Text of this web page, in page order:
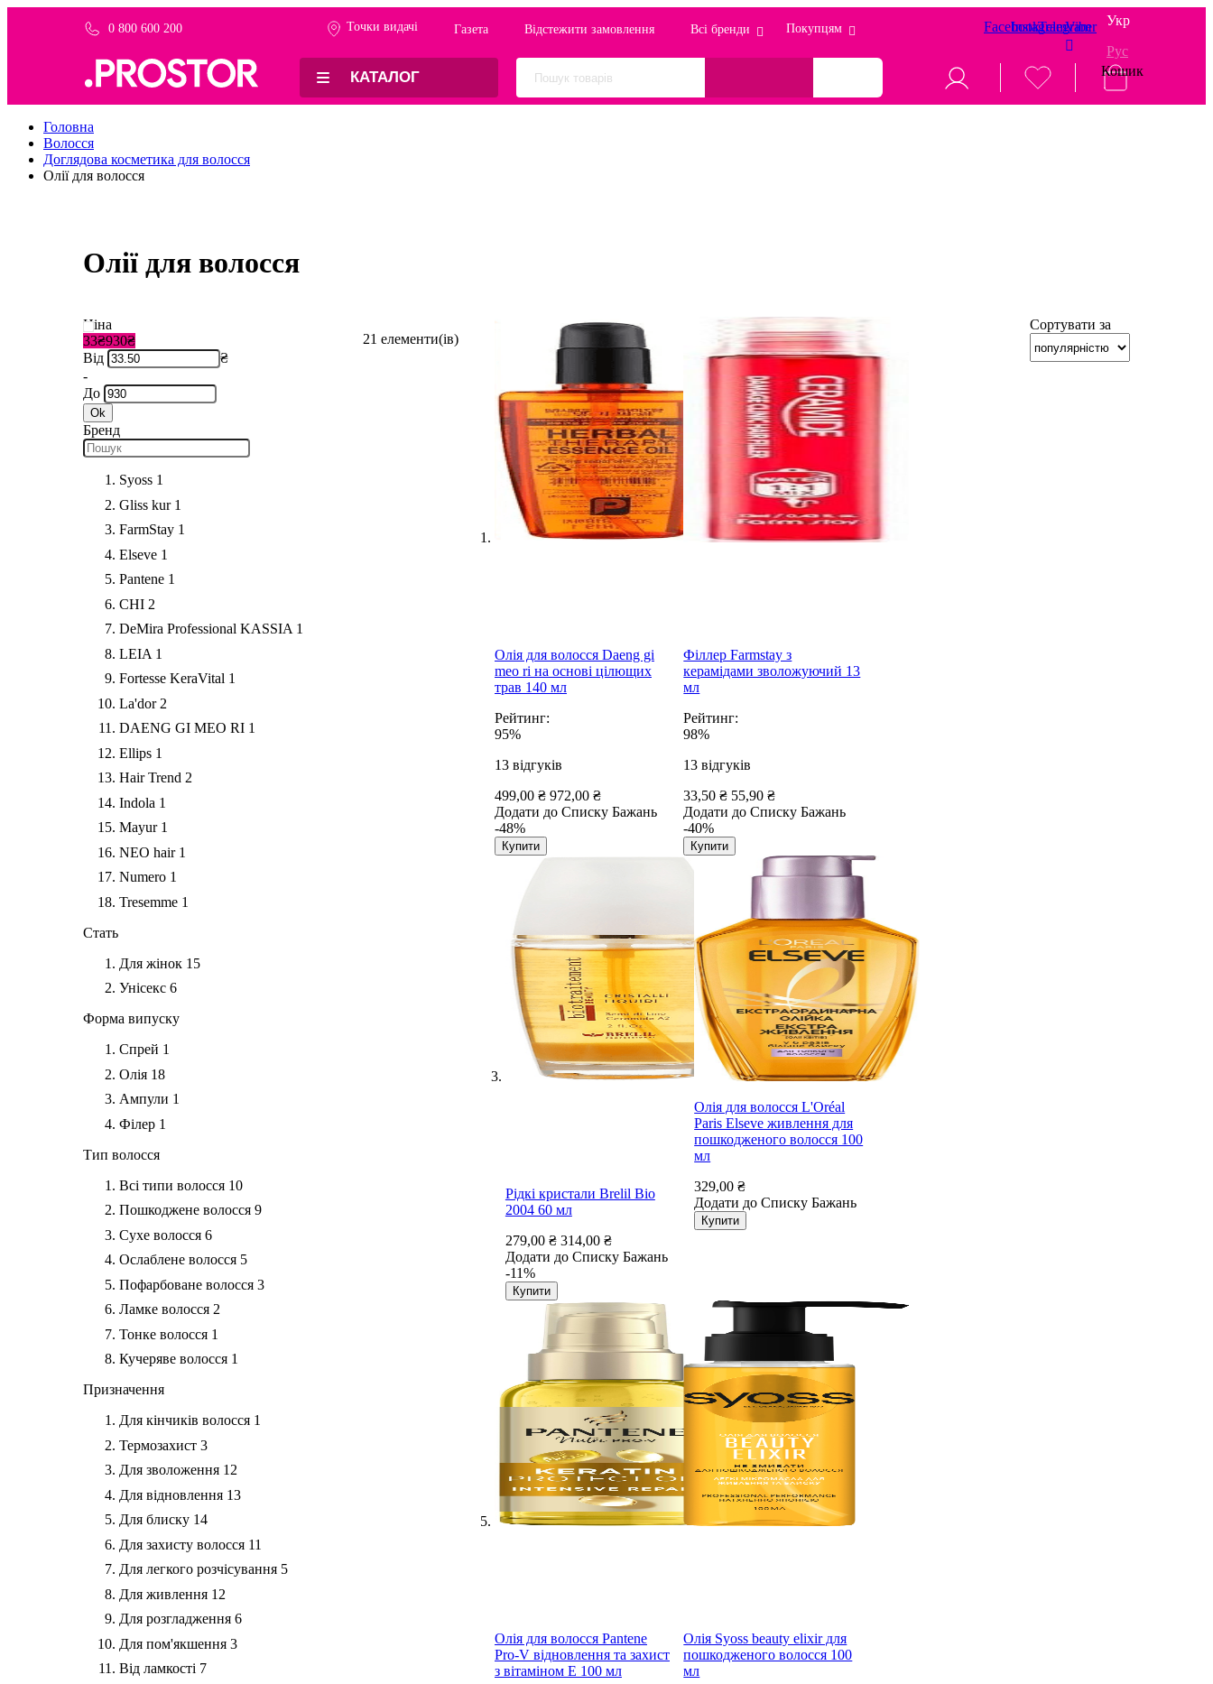
0 800 600 200 Точки видачi Газета Відстежити замовлення Всі бренди Покупцям FacebookInstagram
Telegram
Viber
Укр
Рус
КАТАЛОГ Кошик
Головна
Волосся
Доглядова косметика для волосся
Олії для волосся
Олії для волосся
21 елементи(ів)
Сортувати за
Олія для волосся Daeng gi
meo ri на основі цілющих
трав 140 мл
Рейтинг:
95%
13 відгуків
499,00 ₴ 972,00 ₴
Додати до Списку Бажань
-48%
Купити
Філлер Farmstay з
керамідами зволожуючий 13
мл
Рейтинг:
98%
13відгуків
33,50 ₴ 55,90 ₴
Додати до Списку Бажань
-40%
Купити
Рідкі кристали Brelil Bio
2004 60 мл
279,00 ₴ 314,00 ₴
Додати до Списку Бажань
-11%
Купити
Олія для волосся L'Oréal
Paris Elseve живлення для
пошкодженого волосся 100
мл
329,00 ₴
Додати до Списку Бажань
Купити
Олія для волосся Pantene
Pro-V відновлення та захист
з вітаміном E 100 мл
Олія Syoss beauty elixir для
пошкодженого волосся 100
мл
Ціна
33₴930₴
Від
₴
-
До
Ok
Бренд
Syoss 1
Gliss kur 1
FarmStay 1
Elseve 1
Pantene 1
CHI 2
DeMira Professional KASSIA 1
LEIA 1
Fortesse KeraVital 1
La'dor 2
DAENG GI MEO RI 1
Ellips 1
Hair Trend 2
Indola 1
Mayur 1
NEO hair 1
Numero 1
Tresemme 1
Стать
Для жінок 15
Унісекс 6
Форма випуску
Спрей 1
Олія 18
Ампули 1
Філер 1
Тип волосся
Всі типи волосся 10
Пошкоджене волосся 9
Сухе волосся 6
Ослаблене волосся 5
Пофарбоване волосся 3
Ламке волосся 2
Тонке волосся 1
Кучеряве волосся 1
Призначення
Для кінчиків волосся 1
Термозахист 3
Для зволоження 12
Для відновлення 13
Для блиску 14
Для захисту волосся 11
Для легкого розчісування 5
Для живлення 12
Для розгладження 6
Для пом'якшення 3
Від ламкості 7